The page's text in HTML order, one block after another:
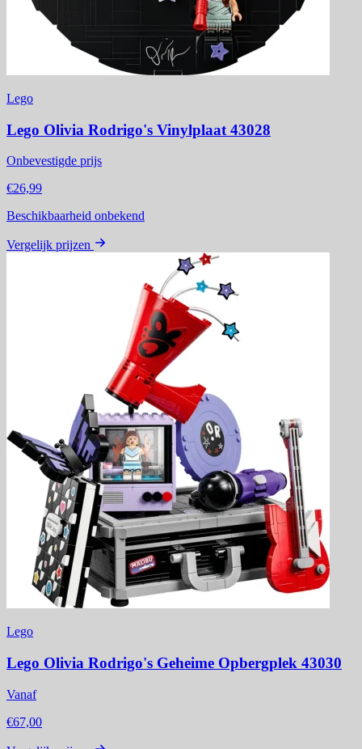
Lego
Lego Olivia Rodrigo's Vinylplaat 43028
Onbevestigde prijs
€26,99
Beschikbaarheid onbekend
Vergelijk prijzen
Lego
Lego Olivia Rodrigo's Geheime Opbergplek 43030
Vanaf
€67,00